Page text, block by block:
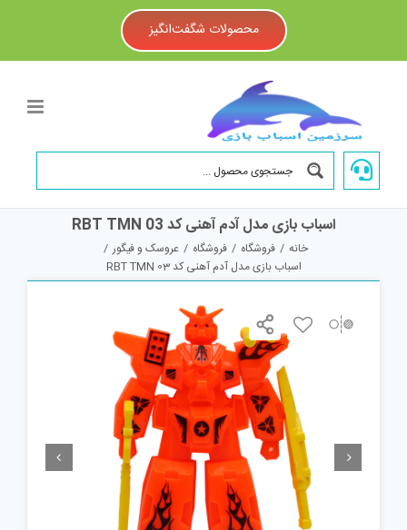
محصولات شگفت‌انگیز
اسباب بازی مدل آدم آهنی کد RBT TMN 03
خانه / فروشگاه / فروشگاه / عروسک و فیگور /
اسباب بازی مدل آدم آهنی کد RBT TMN 03
 